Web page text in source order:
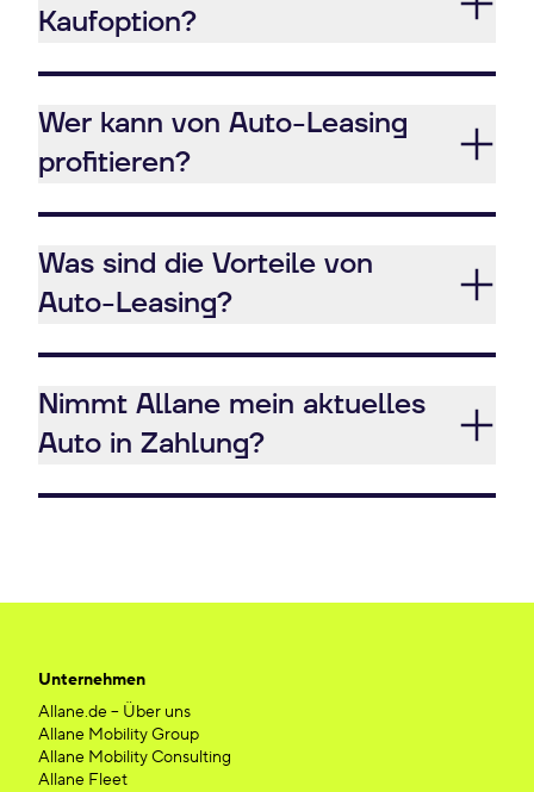
Kaufoption?
Wer kann von Auto-Leasing
profitieren?
Was sind die Vorteile von
Auto-Leasing?
Nimmt Allane mein aktuelles
Auto in Zahlung?
Unternehmen
Allane.de – Über uns
Allane Mobility Group
Allane Mobility Consulting
Allane Fleet